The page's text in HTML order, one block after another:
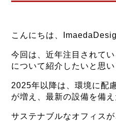
こんにちは、
今回は、近年注目されて
について紹介したいと思い
2025年以降は、環境に配
が増え、最新の設備を備え
サステナブルなオフィス